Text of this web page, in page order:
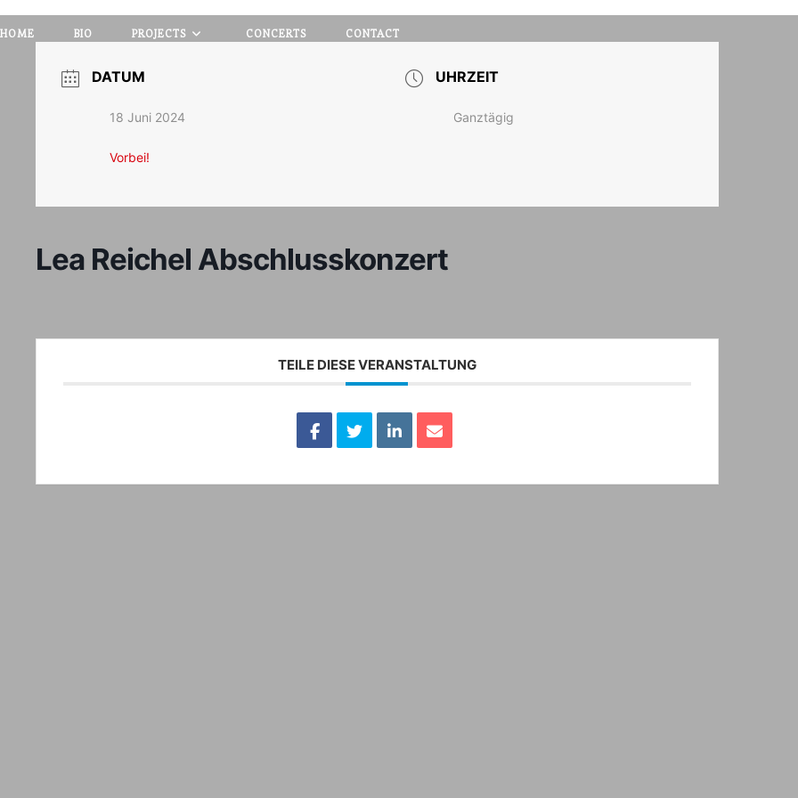
HOME BIO PROJECTS CONCERTS CONTACT
DATUM
18 Juni 2024
Vorbei!
UHRZEIT
Ganztägig
Lea Reichel Abschlusskonzert
TEILE DIESE VERANSTALTUNG